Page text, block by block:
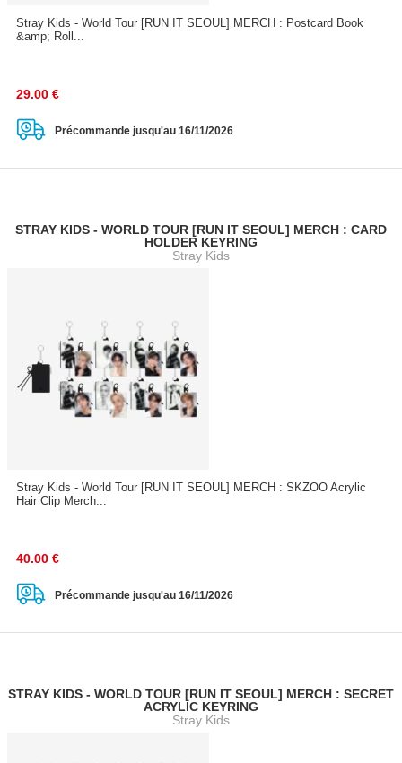
Stray Kids - World Tour [RUN IT SEOUL] MERCH : Postcard Book
&amp; Roll...
29.00 €
Précommande jusqu'au 16/11/2026
STRAY KIDS - WORLD TOUR [RUN IT SEOUL] MERCH : CARD
HOLDER KEYRING
Stray Kids
Stray Kids - World Tour [RUN IT SEOUL] MERCH : SKZOO Acrylic
Hair Clip Merch...
40.00 €
Précommande jusqu'au 16/11/2026
STRAY KIDS - WORLD TOUR [RUN IT SEOUL] MERCH : SECRET
ACRYLIC KEYRING
Stray Kids